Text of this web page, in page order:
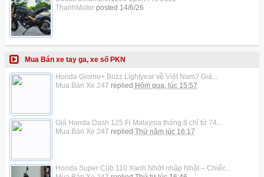
ThanhMotorposted 14/6/26
Mua Bán xe tay ga, xe số PKN
Honda Giorno+ Buzz Lightyear về Việt Nam? Giá...
Mua Bán Xe 247 replied Hôm qua, lúc 15:57
Giá Honda Dash 125 Fi Malaysia tháng 8 chỉ từ 74...
Mua Bán Xe 247 replied Thứ năm lúc 16:17
Honda Super Cub 110 Xanh Nhớt nhập Nhật – Chiếc...